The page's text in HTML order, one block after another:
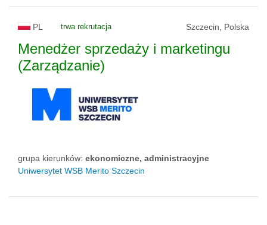
PL trwa rekrutacja Szczecin, Polska
Menedżer sprzedaży i marketingu
(Zarządzanie)
grupa kierunków: ekonomiczne, administracyjne
Uniwersytet WSB Merito Szczecin